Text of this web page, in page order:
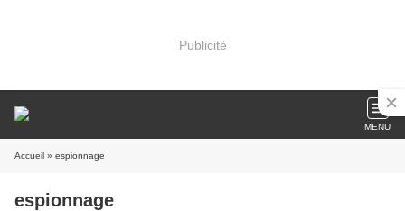
Publicité
MENU
Accueil » espionnage
espionnage